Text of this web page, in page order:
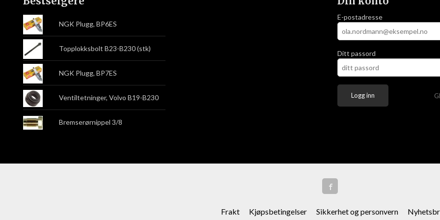
NGK Plugg, BP6ES
Topplokksbolt B23-B230 (stk)
NGK Plugg, BP7ES
Ventiltetninger, Volvo B19-B230
Bremserørnippel 3/8
E-postadresse
Ditt passord
Frakt Kjøpsbetingelser Sikkerhet og personvern